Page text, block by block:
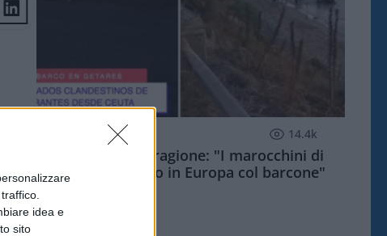
idea e
sito
14.4k
Meloni aveva ragione: "I marocchini di
Ceuta sbarcano in Europa col barcone"